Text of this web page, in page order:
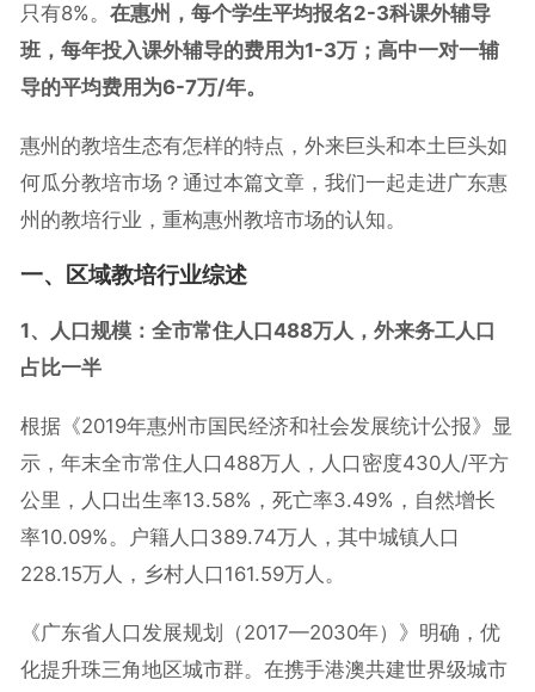
只有8%。 在惠州，每个学生平均报名2-3科课外辅导
班，每年投入课外辅导的费用为1-3万；高中一对一辅
导的平均费用为6-7万/年。
惠州的教培生态有怎样的特点，外来巨头和本土巨头如
何瓜分教培市场？通过本篇文章，我们一起走进广东惠
州的教培行业，重构惠州教培市场的认知。
一、区域教培行业综述
1、人口规模：全市常住人口488万人，外来务工人口
占比一半
根据《2019年惠州市国民经济和社会发展统计公报》显
示，年末全市常住人口488万人，人口密度430人/平方
公里，人口出生率13.58%，死亡率3.49%，自然增长
率10.09%。户籍人口389.74万人，其中城镇人口
228.15万人，乡村人口161.59万人。
《广东省人口发展规划（2017—2030年）》明确，优
化提升珠三角地区城市群。在携手港澳共建世界级城市